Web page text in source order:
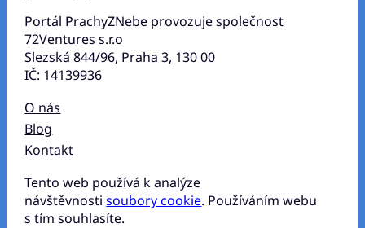
Portál PrachyZNebe provozuje společnost
72Ventures s.r.o
Slezská 844/96, Praha 3, 130 00
IČ: 14139936
O nás
Blog
Kontakt
Tento web používá k analýze
návštěvnostisoubory cookie. Používáním webu
s tím souhlasíte.